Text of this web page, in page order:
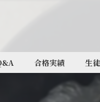
合格実績 生